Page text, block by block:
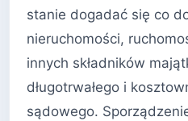
stanie dogadać się co
nieruchomości,
innych składników
długotrwałego i
sądowego.